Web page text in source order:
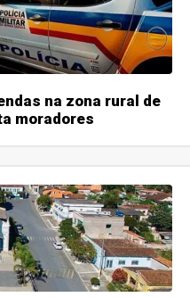
na zona rural de
moradores